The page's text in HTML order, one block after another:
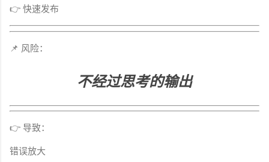
👉 快速发布
📌 风险：
不经过思考的输出
👉 导致：
错误放大